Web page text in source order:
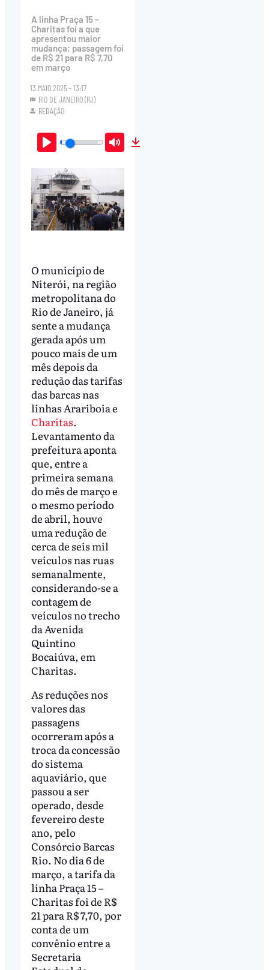
A linha Praça 15 –
Charitas foi a que
apresentou maior
mudança; passagem foi
de R$ 21 para R$ 7,70
em março
13.MAIO.2025 - 13:17
RIO DE JANEIRO (RJ)
REDAÇÃO
Play Mute
O município de
Niterói, na região
metropolitana do
Rio de Janeiro, já
sente a mudança
gerada após um
pouco mais de um
mês depois da
redução das tarifas
das barcas nas
linhas Arariboia e
Charitas.
Levantamento da
prefeitura aponta
que, entre a
primeira semana
do mês de março e
o mesmo período
de abril, houve
uma redução de
cerca de seis mil
veículos nas ruas
semanalmente,
considerando-se a
contagem de
veículos no trecho
da Avenida
Quintino
Bocaiúva, em
Charitas.
As reduções nos
valores das
passagens
ocorreram após a
troca da concessão
do sistema
aquaviário, que
passou a ser
operado, desde
fevereiro deste
ano, pelo
Consórcio Barcas
Rio. No dia 6 de
março, a tarifa da
linha Praça 15 –
Charitas foi de R$
21 para R$ 7,70, por
conta de um
convênio entre a
Secretaria